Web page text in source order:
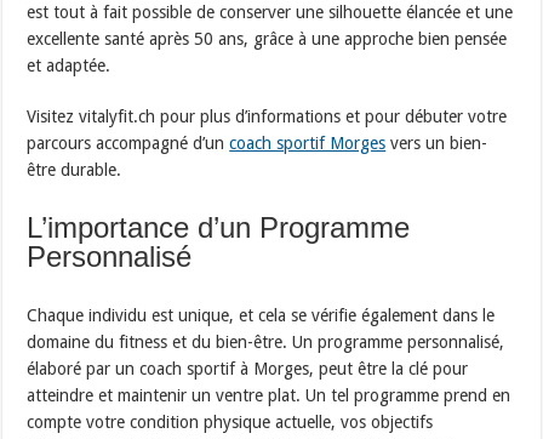
est tout à fait possible de conserver une silhouette élancée et une
excellente santé après 50 ans, grâce à une approche bien pensée
et adaptée.
Visitez vitalyfit.ch pour plus d’informations et pour débuter votre
parcours accompagné d’uncoach sportif Morges vers un bien-
être durable.
L’importance d’un Programme
Personnalisé
Chaque individu est unique, et cela se vérifie également dans le
domaine du fitness et du bien-être. Un programme personnalisé,
élaboré par un coach sportif à Morges, peut être la clé pour
atteindre et maintenir un ventre plat. Un tel programme prend en
compte votre condition physique actuelle, vos objectifs